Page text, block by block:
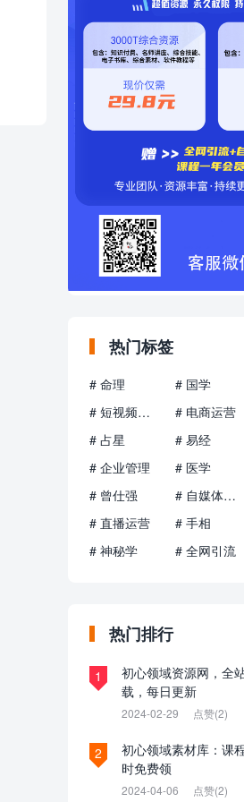
热门标签
# 命理 # 国学
# 短视频运营
# 电商运营
# 占星
# 易经
# 企业管理
# 医学
# 曾仕强
# 自媒体运营
# 直播运营
# 手相
# 神秘学
# 全网引流
热门排行
1
初心领域资源网，全
载，每日更新
2024-02-29 点赞(2)
2
初心领域素材库：课
时免费领
2024-04-06 点赞(2)